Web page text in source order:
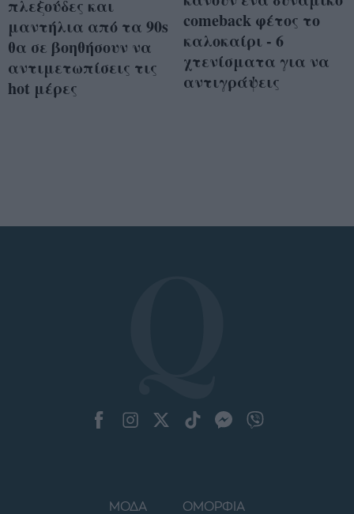
πλεξούδες και
μαντήλια από τα 90s
θα σε βοηθήσουν να
αντιμετωπίσεις τις
hot μέρες
comeback φέτος το
καλοκαίρι - 6
χτενίσματα για να
αντιγράψεις
ΜΟΔΑ ΟΜΟΡΦΙΑ